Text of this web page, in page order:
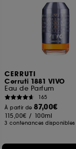
CERRUTI
Cerruti 1881 VIVO
Eau de Parfum
165
À partir de87,00€
115,00€ / 100ml
3 contenances disponibles